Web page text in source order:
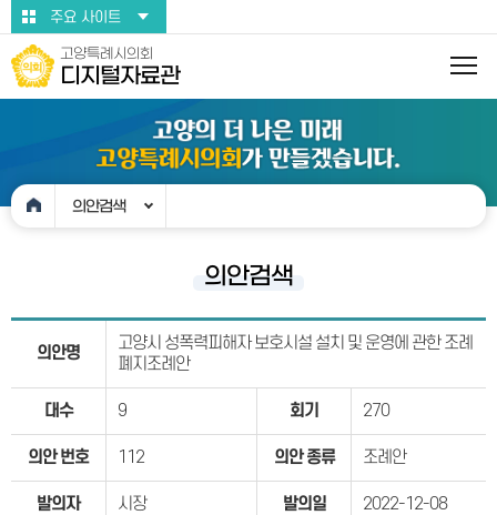
본문바로가기주요 사이트
고양특례시의회
디지털자료관
의안검색
의안검색
의안명
고양시 성폭력피해자 보호시설 설치 및 운영에 관한 조례
폐지조례안
대수 9 회기 270
의안 번호 112 의안 종류 조례안
발의자 시장 발의일 2022-12-08